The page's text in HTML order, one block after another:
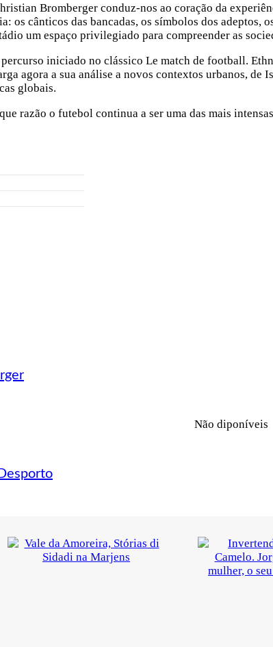
Bromberger conduz-nos ao coração da
os cânticos das bancadas, os símbolos dos adeptos,
um espaço privilegiado para compreender as
iniciado no clássico Le match de football.
agora a sua análise a novos contextos urbanos, de
globais.
razão o futebol continua a ser uma das mais
Não diponíveis